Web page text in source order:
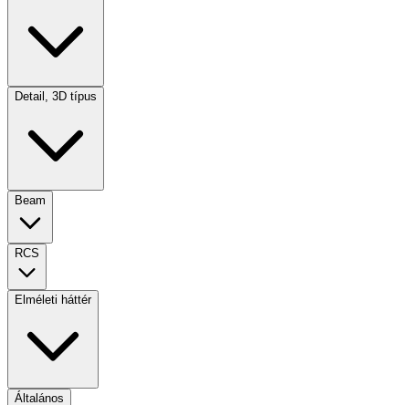
Detail, 3D típus
Beam
RCS
Elméleti háttér
Általános